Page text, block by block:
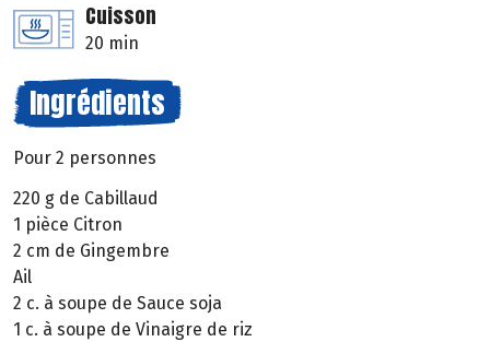
Cuisson
20 min
Ingrédients
Pour 2 personnes
220 g de Cabillaud
1 pièce Citron
2 cm de Gingembre
Ail
2 c. à soupe de Sauce soja
1 c. à soupe de Vinaigre de riz